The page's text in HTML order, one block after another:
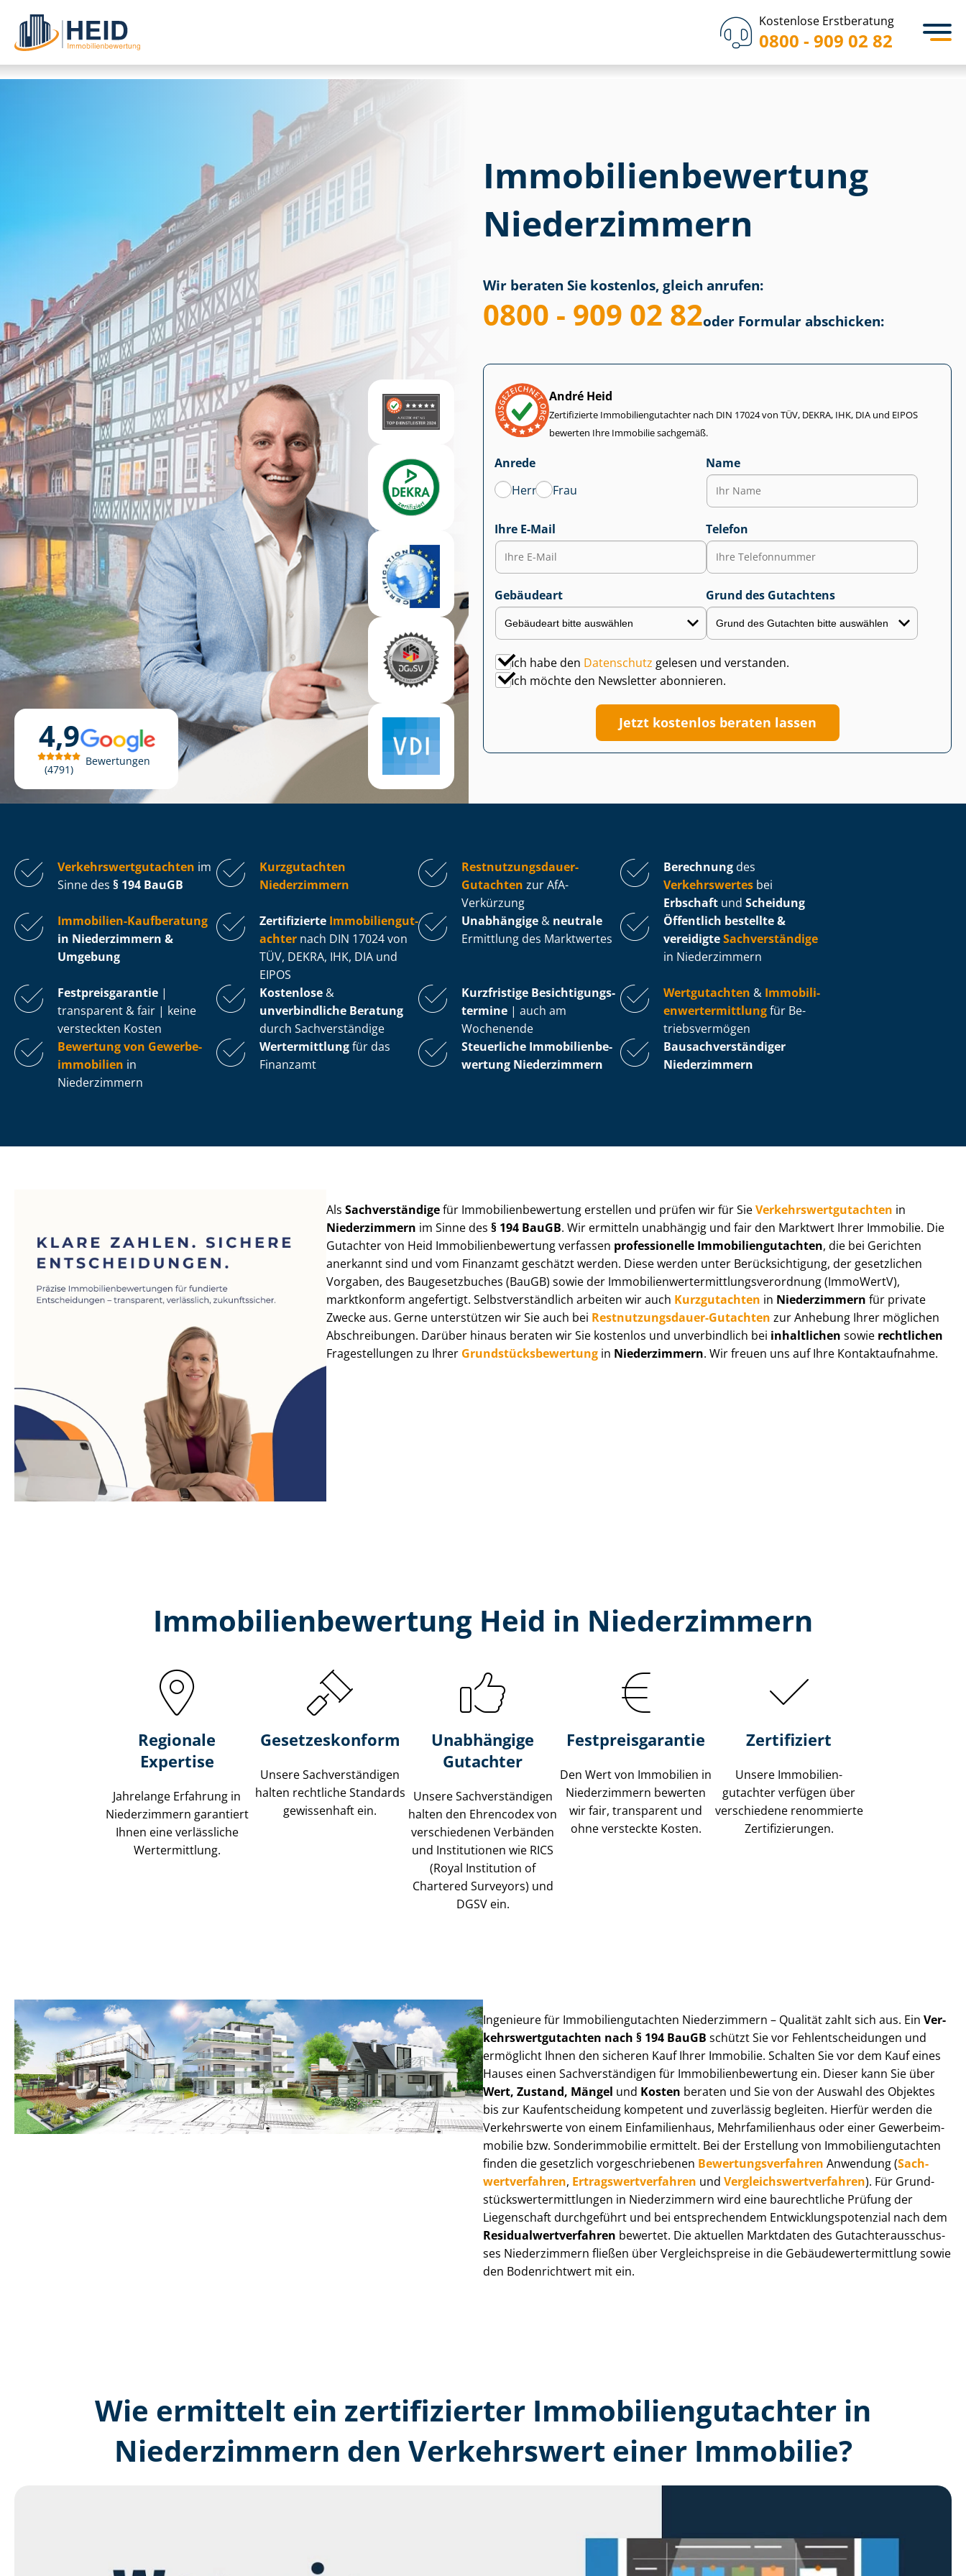
Kostenlose Erstberatung
0800 - 909 02 82
4,9
4791
Bewertungen
Immobilien­bewertung
Niederzimmern
Wir beraten Sie kostenlos, gleich anrufen:
0800 - 909 02 82oder Formular abschicken:
André Heid
Zertifizierte Im­mo­bi­li­en­gut­ach­ter nach DIN 17024 von TÜV, DEKRA, IHK, DIA und EIPOS
bewerten Ihre Immobilie sachgemäß.
Anrede
Herr
Frau
Name
Ihre E-Mail Telefon
Gebäudeart Grund des Gutachtens
Ich habe den Datenschutz gelesen und verstanden.
Ich möchte den Newsletter abonnieren.
Jetzt kostenlos beraten lassen
Ver­kehrs­wert­gut­ach­ten im
Sinne des § 194 BauGB
Kurzgutachten
Niederzimmern
Rest­nut­zungs­dau­er-
Gutachten zur AfA-
Verkürzung
Berechnung des
Verkehrswertes bei
Erbschaft und Scheidung
Immobilien-Kaufberatung
in Niederzimmern &
Umgebung
Zertifizierte Im­mo­bi­li­en­gut­
ach­ter nach DIN 17024 von
TÜV, DEKRA, IHK, DIA und
EIPOS
Unabhängige & neutrale
Ermittlung des Marktwertes
Öffentlich bestellte &
vereidigteSachverständige
in Niederzimmern
Fest­preis­ga­ran­tie |
transparent & fair | keine
versteckten Kosten
Kostenlose &
unverbindliche Beratung
durch Sachverständige
Kurzfristige Be­sich­ti­gungs­
ter­mi­ne | auch am
Wochenende
Wertgutachten & Im­mo­bi­li­
en­wert­ermitt­lungfür Be­
triebs­ver­mö­gen
Bewertung von Ge­wer­be­
im­mo­bi­li­en in
Niederzimmern
Wertermittlungfür das
Finanzamt
Steuerliche Im­mo­bi­li­en­be­
wer­tung Niederzimmern
Bau­sach­ver­stän­di­ger
Niederzimmern
AlsSachverständigefür Im­mo­bi­li­en­be­wer­tung erstellen und prüfen wir für SieVer­kehrs­wert­gut­ach­ten in
Niederzimmern im Sinne des§ 194 BauGB. Wir ermitteln unabhängig und fair den Marktwert Ihrer Immobilie. Die
Gutachter von Heid Im­mo­bi­li­en­be­wer­tung verfassen professionelle Im­mo­bi­li­en­gut­ach­ten, die bei Gerichten
anerkannt sind und vom Finanzamt geschätzt werden. Diese werden unter Be­rück­sich­ti­gung, der gesetzlichen
Vorgaben, des Baugesetzbuches (BauGB) sowie der Im­mo­bi­li­en­wert­ermitt­lungs­ver­ord­nung (ImmoWertV),
marktkonform angefertigt. Selbst­ver­ständ­lich arbeiten wir auch Kurzgutachten in Niederzimmern für private
Zwecke aus. Gerne unterstützen wir Sie auch bei Rest­nut­zungs­dau­er-Gutachten zur Anhebung Ihrer möglichen
Abschreibungen. Darüber hinaus beraten wir Sie kostenlos und unverbindlich bei inhaltlichen sowie rechtlichen
Fragestellungen zu Ihrer Grund­stücks­be­wer­tung in Niederzimmern. Wir freuen uns auf Ihre Kontaktaufnahme.
Immobilien­bewertung Heid in Niederzimmern
Regionale
Expertise
Jahrelange Erfahrung in
Niederzimmern garantiert
Ihnen eine verlässliche
Wertermittlung.
Gesetzes­konform
Unsere Sach­ver­stän­di­gen
halten rechtliche Standards
gewissenhaft ein.
Unabhängige
Gutachter
Unsere Sach­ver­stän­di­gen
halten den Ehrencodex von
verschiedenen Verbänden
und Institutionen wie RICS
(Royal Institution of
Chartered Surveyors) und
DGSV ein.
Festpreis​garantie
Den Wert von Immobilien in
Niederzimmern bewerten
wir fair, transparent und
ohne versteckte Kosten.
Zertifiziert
Unsere Immobilien­
gutachter verfügen über
verschiedene renommierte
Zer­ti­fi­zie­run­gen.
Ingenieure für Im­mo­bi­li­en­gut­ach­ten Niederzimmern – Qualität zahlt sich aus. Ein Ver­
kehrs­wert­gut­ach­ten nach § 194 BauGB schützt Sie vor Fehl­ent­schei­dun­gen und
ermöglicht Ihnen den sicheren Kauf Ihrer Immobilie. Schalten Sie vor dem Kauf eines
Hauses einen Sach­ver­stän­di­gen für Im­mo­bi­li­en­be­wer­tung ein. Dieser kann Sie über
Wert, Zustand, Mängel und Kosten beraten und Sie von der Auswahl des Objektes
bis zur Kauf­ent­schei­dung kompetent und zuverlässig begleiten. Hierfür werden die
Verkehrswerte von einem Einfamilienhaus, Mehr­fa­mi­li­en­haus oder einer Ge­wer­be­im­
mo­bi­lie bzw. Sonderimmobilie ermittelt. Bei der Erstellung von Im­mo­bi­li­en­gut­ach­ten
finden die gesetzlich vor­ge­schrie­be­nen Be­wer­tungs­ver­fah­ren Anwendung (Sach­
wert­ver­fah­ren, Er­trags­wert­ver­fah­ren und Ver­gleichs­wert­ver­fah­ren). Für Grund­
stücks­wert­ermitt­lun­gen in Niederzimmern wird eine baurechtliche Prüfung der
Liegenschaft durchgeführt und bei entsprechendem Ent­wick­lungs­po­ten­zi­al nach dem
Re­si­du­al­wert­ver­fah­ren bewertet. Die aktuellen Marktdaten des Gut­ach­ter­aus­schus­
ses Niederzimmern fließen über Ver­gleichs­prei­se in die Ge­bäu­de­wert­ermitt­lung sowie
den Bodenrichtwert mit ein.
Wie ermittelt ein zertifizierter Immobilien­gutachter in
Niederzimmern den Verkehrswert einer Immobilie?